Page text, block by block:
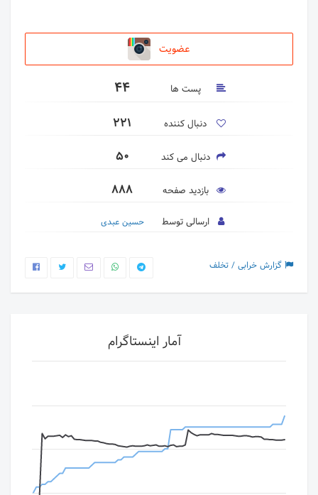
عضویت
پست ها 44
دنبال کننده 221
دنبال می کند 50
بازدید صفحه 888
ارسالی توسط حسین عبدی
گزارش خرابی / تخلف
آمار اینستاگرام